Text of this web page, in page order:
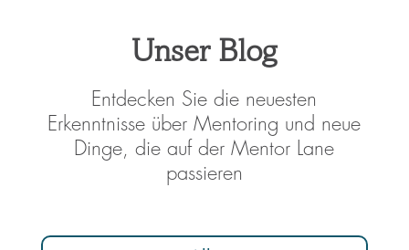
Unser Blog
Entdecken Sie die neuesten
Erkenntnisse über Mentoring und neue
Dinge, die auf der Mentor Lane
passieren